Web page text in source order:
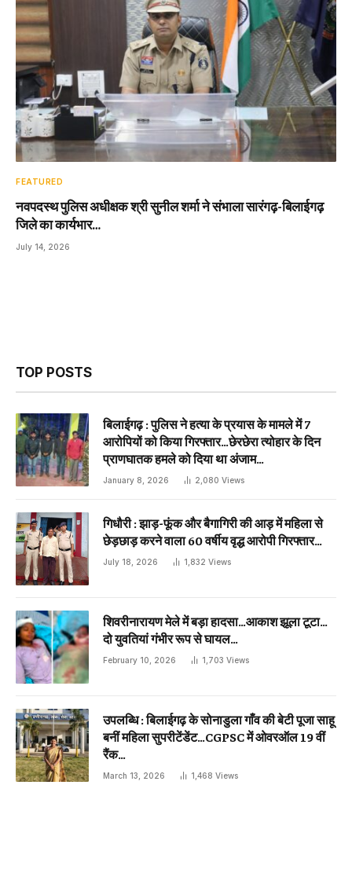
FEATURED
नवपदस्थ पुलिस अधीक्षक श्री सुनील शर्मा ने संभाला सारंगढ़-बिलाईगढ़
जिले का कार्यभार…
July 14, 2026
TOP POSTS
बिलाईगढ़ : पुलिस ने हत्या के प्रयास के मामले में 7
आरोपियों को किया गिरफ्तार…छेरछेरा त्योहार के दिन
प्राणघातक हमले को दिया था अंजाम…
January 8, 2026 2,080 Views
गिधौरी : झाड़-फूंक और बैगागिरी की आड़ में महिला से
छेड़छाड़ करने वाला 60 वर्षीय वृद्ध आरोपी गिरफ्तार…
July 18, 2026 1,832 Views
शिवरीनारायण मेले में बड़ा हादसा…आकाश झूला टूटा…
दो युवतियां गंभीर रूप से घायल…
February 10, 2026 1,703 Views
उपलब्धि : बिलाईगढ़ के सोनाडुला गाँव की बेटी पूजा साहू
बनीं महिला सुपरीटेंडेंट…CGPSC में ओवरऑल 19 वीं
रैंक…
March 13, 2026 1,468 Views